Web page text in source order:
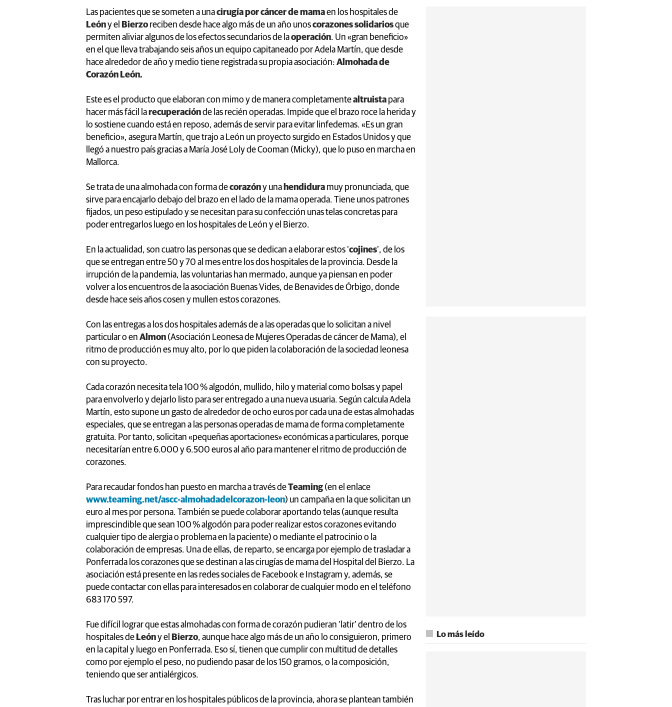
Las pacientes que se someten a unacirugía por cáncer de mamaen los hospitales de
Leóny el Bierzo reciben desde hace algo más de un año unoscorazones solidariosque
permiten aliviar algunos de los efectos secundarios de laoperación. Un «gran beneficio»
en el que lleva trabajando seis años un equipo capitaneado por Adela Martín, que desde
hace alrededor de año y medio tiene registrada su propia asociación: Almohada de
Corazón León.
Este es el producto que elaboran con mimo y de manera completamentealtruista para
hacer más fácil larecuperaciónde las recién operadas. Impide que el brazo roce la herida y
lo sostiene cuando está en reposo, además de servir para evitar linfedemas. «Es un gran
beneficio», asegura Martín, que trajo a León un proyecto surgido en Estados Unidos y que
llegó a nuestro país gracias a María José Loly de Cooman (Micky), que lo puso en marcha en
Mallorca.
Se trata de una almohada con forma decorazóny una hendidura muy pronunciada, que
sirve para encajarlo debajo del brazo en el lado de la mama operada. Tiene unos patrones
fijados, un peso estipulado y se necesitan para su confección unas telas concretas para
poder entregarlos luego en los hospitales de León y el Bierzo.
En la actualidad, son cuatro las personas que se dedican a elaborar estos ‘cojines’, de los
que se entregan entre 50 y 70 al mes entre los dos hospitales de la provincia. Desde la
irrupción de la pandemia, las voluntarias han mermado, aunque ya piensan en poder
volver a los encuentros de la asociación Buenas Vides, de Benavides de Órbigo, donde
desde hace seis años cosen y mullen estos corazones.
Con las entregas a los dos hospitales además de a las operadas que lo solicitan a nivel
particular o en Almon (Asociación Leonesa de Mujeres Operadas de cáncer de Mama), el
ritmo de producción es muy alto, por lo que piden la colaboración de la sociedad leonesa
con su proyecto.
Cada corazón necesita tela 100 % algodón, mullido, hilo y material como bolsas y papel
para envolverlo y dejarlo listo para ser entregado a una nueva usuaria. Según calcula Adela
Martín, esto supone un gasto de alrededor de ocho euros por cada una de estas almohadas
especiales, que se entregan a las personas operadas de mama de forma completamente
gratuita. Por tanto, solicitan «pequeñas aportaciones» económicas a particulares, porque
necesitarían entre 6.000 y 6.500 euros al año para mantener el ritmo de producción de
corazones.
Para recaudar fondos han puesto en marcha a través deTeaming (en el enlace
www.teaming.net/ascc-almohadadelcorazon-leon) un campaña en la que solicitan un
euro al mes por persona. También se puede colaborar aportando telas (aunque resulta
imprescindible que sean 100 % algodón para poder realizar estos corazones evitando
cualquier tipo de alergia o problema en la paciente) o mediante el patrocinio o la
colaboración de empresas. Una de ellas, de reparto, se encarga por ejemplo de trasladar a
Ponferrada los corazones que se destinan a las cirugías de mama del Hospital del Bierzo. La
asociación está presente en las redes sociales de Facebook e Instagram y, además, se
puede contactar con ellas para interesados en colaborar de cualquier modo en el teléfono
683 170 597.
Fue difícil lograr que estas almohadas con forma de corazón pudieran ‘latir’ dentro de los
hospitales de Leóny el Bierzo, aunque hace algo más de un año lo consiguieron, primero
en la capital y luego en Ponferrada. Eso sí, tienen que cumplir con multitud de detalles
como por ejemplo el peso, no pudiendo pasar de los 150 gramos, o la composición,
teniendo que ser antialérgicos.
Tras luchar por entrar en los hospitales públicos de la provincia, ahora se plantean también
Lo más leído